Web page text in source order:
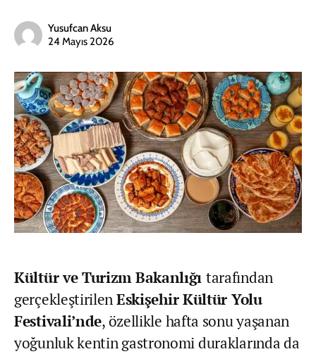
Yusufcan Aksu
24 Mayıs 2026
Kültür ve Turizm Bakanlığı tarafından
gerçekleştirilenEskişehir Kültür Yolu
Festivali’nde, özellikle hafta sonu yaşanan
yoğunluk kentin gastronomi duraklarında da